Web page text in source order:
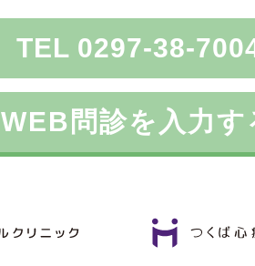
TEL 0297-38-
WEB問診を入力す